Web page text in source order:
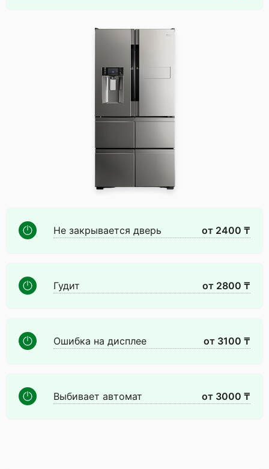
Не закрывается дверь от 2400 ₸
Гудит от 2800 ₸
Ошибка на дисплее от 3100 ₸
Выбивает автомат от 3000 ₸